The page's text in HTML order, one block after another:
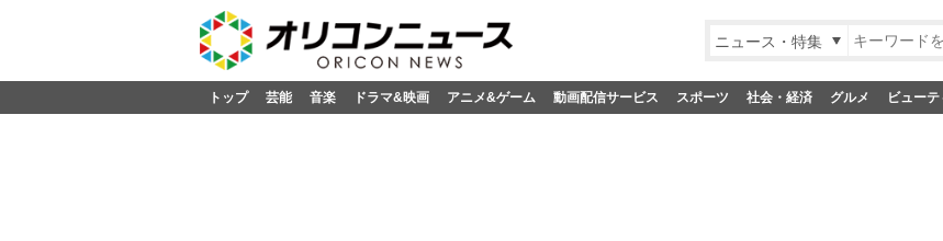
ニュース・特集
トップ 芸能 音楽 ドラマ&映画 アニメ&ゲーム 動画配信サービス スポーツ 社会・経済 グルメ ビューテ